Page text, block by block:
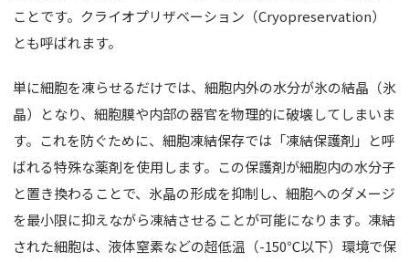
FACE
口唇
糸リフト
ことです。クライオプリザベーション（Cryopreservation）
とも呼ばれます。
単に細胞を凍らせるだけでは、細胞内外の水分が氷の結晶（氷
晶）となり、細胞膜や内部の器官を物理的に破壊してしまいま
す。これを防ぐために、細胞凍結保存では「凍結保護剤」と呼
ばれる特殊な薬剤を使用します。この保護剤が細胞内の水分子
と置き換わることで、氷晶の形成を抑制し、細胞へのダメージ
を最小限に抑えながら凍結させることが可能になります。凍結
された細胞は、液体窒素などの超低温（-150℃以下）環境で保